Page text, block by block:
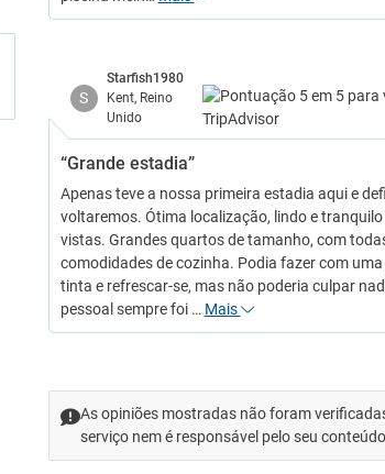
S
Starfish1980
Kent, Reino
Unido
“Grande estadia”
Apenas teve a nossa primeira estadia aqui e
voltaremos. Ótima localização, lindo e
vistas. Grandes quartos de tamanho, com
comodidades de cozinha. Podia fazer com
tinta e refrescar-se, mas não poderia culpar
pessoal sempre foi … Mais
As opiniões mostradas não foram
serviço nem é responsável pelo seu